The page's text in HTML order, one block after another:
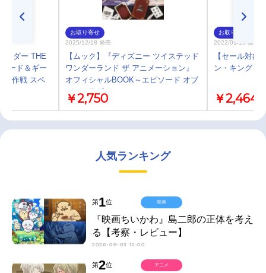
イダー THE
ード＆ギー
大作戦 スペ
お取り寄せ
2025/12/18 発売
【ムック】『ディズニー ツイステッド
ワンダーランド ザ アニメーション』
オフィシャルBOOK～エピソード オブ
ハーツラビュル～
￥2,750
お取り寄せ
2022/01/19 発売
【セール対象
ン・キング 3
￥2,464
人気ランキング
第1位
『映画ちいかわ』島二郎の正体を考え
る【考察・レビュー】
2026-08-03 12:00
映画
第2位 アニメ